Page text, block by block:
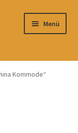
Menü
Kommode“